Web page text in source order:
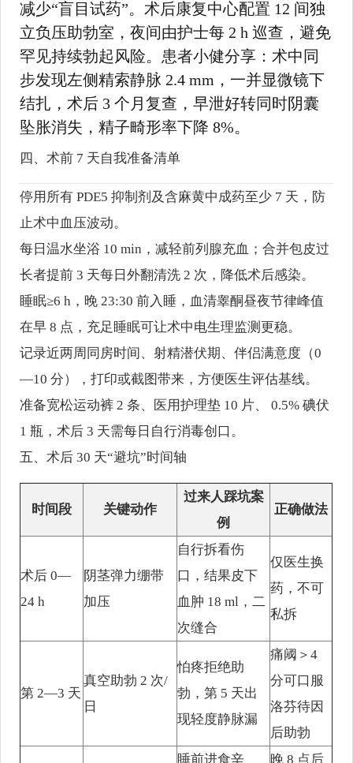
减少“盲目试药”。术后康复中心配置 12 间独
立负压助勃室，夜间由护士每 2 h 巡查，避免
罕见持续勃起风险。患者小健分享：术中同
步发现左侧精索静脉 2.4 mm，一并显微镜下
结扎，术后 3 个月复查，早泄好转同时阴囊
坠胀消失，精子畸形率下降 8%。
四、术前 7 天自我准备清单
停用所有 PDE5 抑制剂及含麻黄中成药至少 7 天，防
止术中血压波动。
每日温水坐浴 10 min，减轻前列腺充血；合并包皮过
长者提前 3 天每日外翻清洗 2 次，降低术后感染。
睡眠≥6 h，晚 23:30 前入睡，血清睾酮昼夜节律峰值
在早 8 点，充足睡眠可让术中电生理监测更稳。
记录近两周同房时间、射精潜伏期、伴侣满意度（0
—10 分），打印或截图带来，方便医生评估基线。
准备宽松运动裤 2 条、医用护理垫 10 片、 0.5% 碘伏
1 瓶，术后 3 天需每日自行消毒创口。
五、术后 30 天“避坑”时间轴
时间段 关键动作
过来人踩坑案
例
正确做法
术后 0—
24 h
阴茎弹力绷带
加压
自行拆看伤
口，结果皮下
血肿 18 ml，二
次缝合
仅医生换
药，不可
私拆
第 2—3 天
真空助勃 2 次/
日
怕疼拒绝助
勃，第 5 天出
现轻度静脉漏
痛阈＞4
分可口服
洛芬待因
后助勃
睡前进食辛
晚 8 点后